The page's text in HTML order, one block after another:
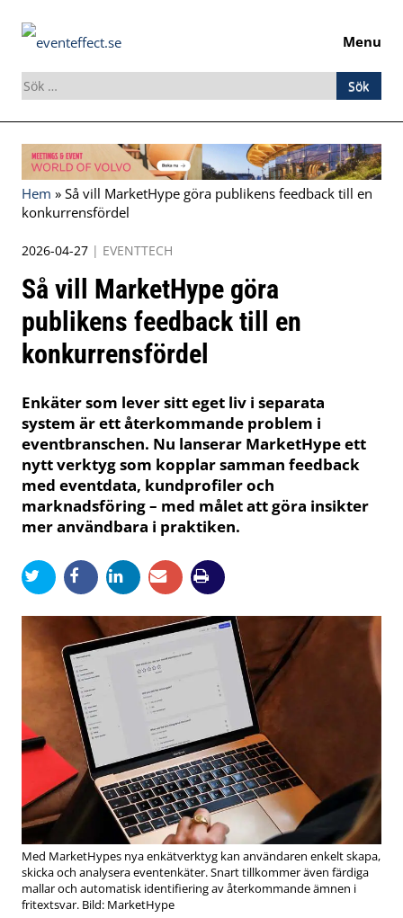
Menu
Sök
efter:
Skip
to
content
Hem » Så vill MarketHype göra publikens feedback till en
konkurrensfördel
2026-04-27 | EVENTTECH
Så vill MarketHype göra
publikens feedback till en
konkurrensfördel
Enkäter som lever sitt eget liv i separata
system är ett återkommande problem i
eventbranschen. Nu lanserar MarketHype ett
nytt verktyg som kopplar samman feedback
med eventdata, kundprofiler och
marknadsföring – med målet att göra insikter
mer användbara i praktiken.
Med MarketHypes nya enkätverktyg kan användaren enkelt skapa,
skicka och analysera eventenkäter. Snart tillkommer även färdiga
mallar och automatisk identifiering av återkommande ämnen i
fritextsvar. Bild: MarketHype